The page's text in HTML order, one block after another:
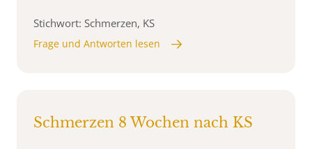
Stichwort: Schmerzen, KS
Frage und Antworten lesen
Schmerzen 8 Wochen nach KS